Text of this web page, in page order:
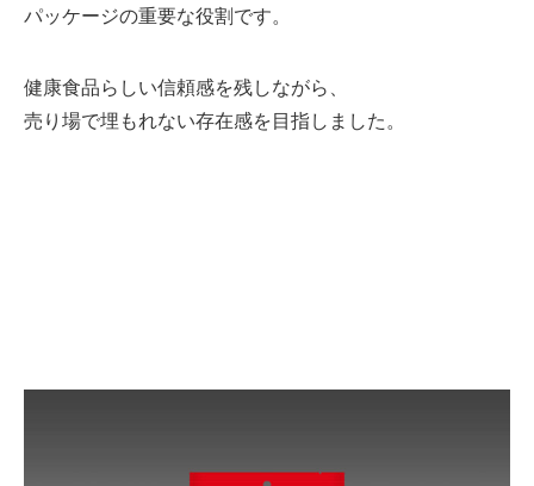
パッケージの重要な役割です。
健康食品らしい信頼感を残しながら、
売り場で埋もれない存在感を目指しました。